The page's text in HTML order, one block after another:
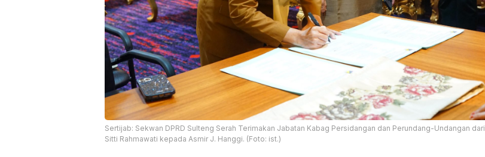
Sertijab: Sekwan DPRD Sulteng Serah Terimakan Jabatan Kabag Persidangan dan Perundang-Undangan dari
Sitti Rahmawati kepada Asmir J. Hanggi. (Foto: ist.)